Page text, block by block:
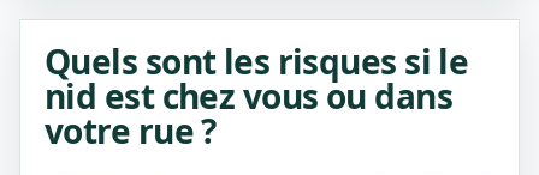
Quels sont les risques si le
nid est chez vous ou dans
votre rue ?